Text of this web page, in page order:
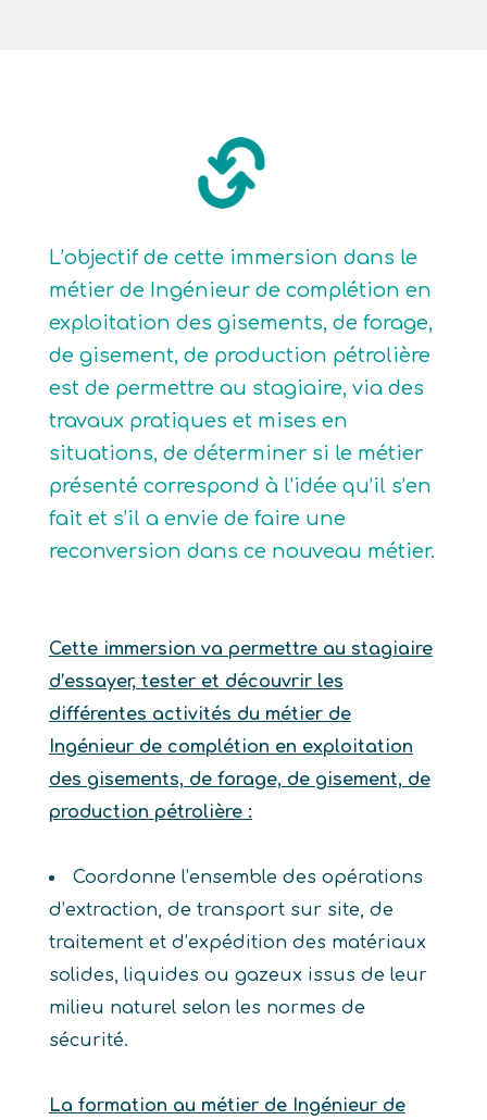
L’objectif de cette immersion dans le
métier de Ingénieur de complétion en
exploitation des gisements, de forage,
de gisement, de production pétrolière
est de permettre au stagiaire, via des
travaux pratiques et mises en
situations, de déterminer si le métier
présenté correspond à l’idée qu’il s’en
fait et s’il a envie de faire une
reconversion dans ce nouveau métier.
Cette immersion va permettre au stagiaire
d’essayer, tester et découvrir les
différentes activités du métier de
Ingénieur de complétion en exploitation
des gisements, de forage, de gisement, de
production pétrolière :
Coordonne l’ensemble des opérations
d’extraction, de transport sur site, de
traitement et d’expédition des matériaux
solides, liquides ou gazeux issus de leur
milieu naturel selon les normes de
sécurité.
La formation au métier de Ingénieur de